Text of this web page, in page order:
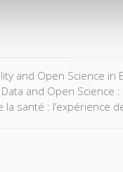
and Open Science in
and Open Science
santé : l’expérience